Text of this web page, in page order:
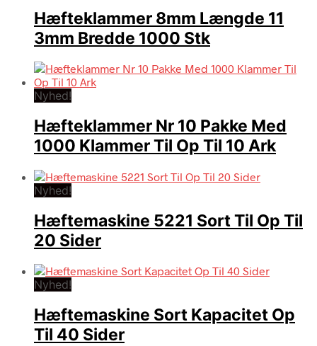
Hæfteklammer 8mm Længde 11
3mm Bredde 1000 Stk
Nyhed!
Hæfteklammer Nr 10 Pakke Med
1000 Klammer Til Op Til 10 Ark
Nyhed!
Hæftemaskine 5221 Sort Til Op Til
20 Sider
Nyhed!
Hæftemaskine Sort Kapacitet Op
Til 40 Sider